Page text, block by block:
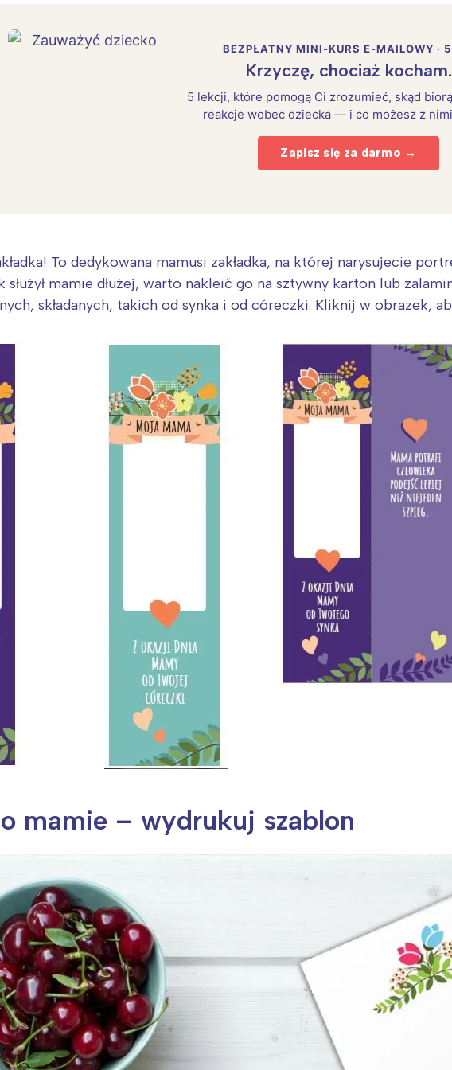
BEZPŁATNY MINI-KURS E-MAILOWY · 5
Krzyczę, chociaż kocham.
5 lekcji, które pomogą Ci zrozumieć, skąd
reakcje wobec dziecka — i co możesz z
Zapisz się za darmo →
To dedykowana mamusi zakładka, na której narysujecie
służył mamie dłużej, warto nakleić go na sztywny karton lub
składanych, takich od synka i od córeczki. Kliknij w obrazek,
mamie – wydrukuj szablon
Wrocław
Wszystkie
Wybieram